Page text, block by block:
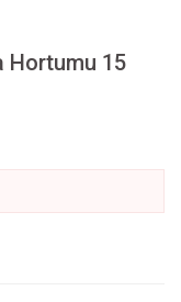
Hortumu 15